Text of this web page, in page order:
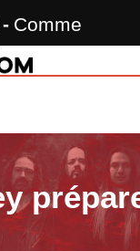
Comme
en